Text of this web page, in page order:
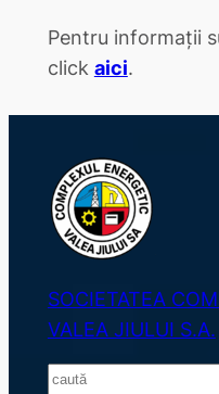
Pentru informații
click aici.
SOCIETATEA
VALEA JIULUI S.A.
S